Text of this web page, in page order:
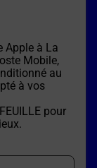
Apple à La
Mobile,
au
à vos
pour